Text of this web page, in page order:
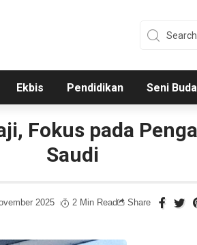
Ekbis Pendidikan Seni
Fokus pada
Saudi
2025 2 Min Read Share